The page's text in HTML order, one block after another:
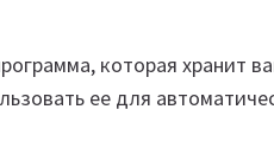
которая хранит
ее для